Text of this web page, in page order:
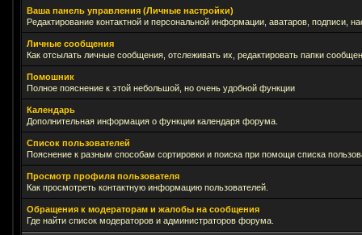
Ваша панель управления (Личные настройки)
Редактирование контактной и персональной информации, аватаров, подписи,
Личные сообщения
Как отсылать личные сообщения, отслеживать их, редактировать папки
Помошник
Полное пояснение к этой небольшой, но очень удобной функции
Календарь
Дополнительная информация о функции календаря форума.
Список пользователей
Пояснение к разным способам сортировки и поиска при помощи списка
Просмотр профиля пользователя
Как просмотреть контактную информацию пользователей.
Обращения к модераторам и жалобы на сообщения
Где найти список модераторов и администраторов форума.